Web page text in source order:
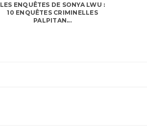
LES ENQUÊTES DE SONYA LWU :
10 ENQUÊTES CRIMINELLES
PALPITAN...